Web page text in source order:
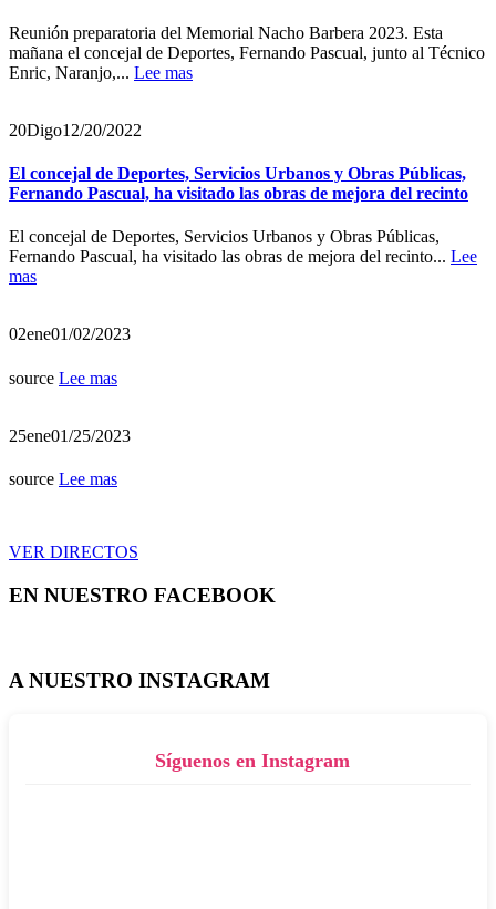
Reunión preparatoria del Memorial Nacho Barbera 2023. Esta
mañana el concejal de Deportes, Fernando Pascual, junto al Técnico
Enric, Naranjo,... Lee mas
20Digo12/20/2022
El concejal de Deportes, Servicios Urbanos y Obras Públicas,
Fernando Pascual, ha visitado las obras de mejora del recinto
El concejal de Deportes, Servicios Urbanos y Obras Públicas,
Fernando Pascual, ha visitado las obras de mejora del recinto... Lee
mas
02ene01/02/2023
source Lee mas
25ene01/25/2023
source Lee mas
VER DIRECTOS
EN NUESTRO FACEBOOK
A NUESTRO INSTAGRAM
Síguenos en Instagram